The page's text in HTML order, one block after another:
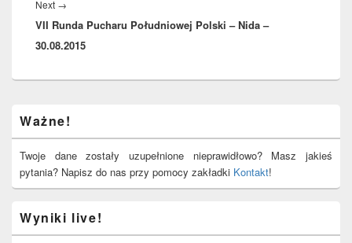
Next →
post:
VII Runda Pucharu Południowej Polski – Nida –
30.08.2015
Sidebar
Widget
Area
Ważne!
Twoje dane zostały uzupełnione nieprawidłowo? Masz jakieś
pytania? Napisz do nas przy pomocy zakładki Kontakt!
Wyniki live!